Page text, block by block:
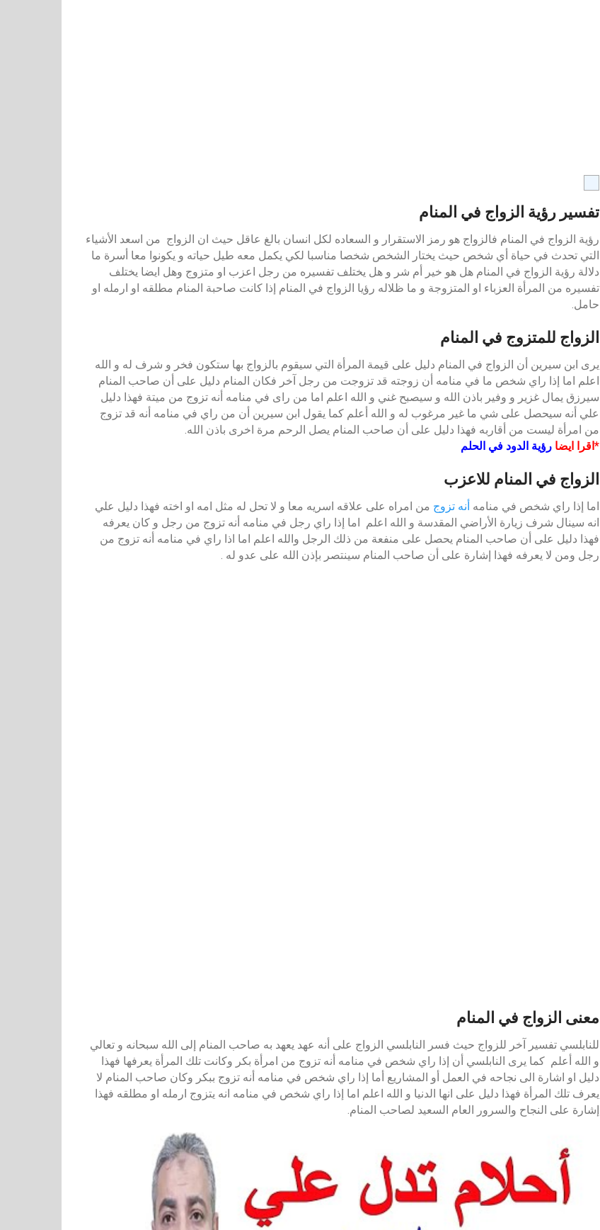
تفسير رؤية الزواج في المنام
رؤية الزواج في المنام فالزواج هو رمز الاستقرار و السعاده لكل انسان بالغ عاقل حيث ان الزواج من اسعد الأشياء
التي تحدث في حياة أي شخص حيث يختار الشخص شخصا مناسبا لكي يكمل معه طيل حياته و يكونوا معا أسرة ما
دلالة رؤية الزواج في المنام هل هو خير أم شر و هل يختلف تفسيره من رجل اعزب او متزوج وهل ايضا يختلف
تفسيره من المرأة العزباء او المتزوجة و ما ظلاله رؤيا الزواج في المنام إذا كانت صاحبة المنام مطلقه او ارمله او
حامل.
الزواج للمتزوج في المنام
يرى ابن سيرين أن الزواج في المنام دليل على قيمة المرأة التي سيقوم بالزواج بها ستكون فخر و شرف له و الله
اعلم اما إذا راي شخص ما في منامه أن زوجته قد تزوجت من رجل آخر فكان المنام دليل على أن صاحب المنام
سيرزق يمال غزير و وفير باذن الله و سيصبح غني و الله اعلم اما من راى في منامه أنه تزوج من ميتة فهذا دليل
علي أنه سيحصل على شي ما غير مرغوب له و الله أعلم كما يقول ابن سيرين أن من راي في منامه أنه قد تزوج
من امرأة ليست من أقاربه فهذا دليل على أن صاحب المنام يصل الرحم مرة اخرى باذن الله.
*اقرا ايضا رؤية الدود في الحلم
الزواج في المنام للاعزب
اما إذا راي شخص في منامه أنه تزوج من امراه على علاقه اسريه معا و لا تحل له مثل امه او اخته فهذا دليل علي
انه سينال شرف زيارة الأراضي المقدسة و الله اعلم اما إذا راي رجل في منامه أنه تزوج من رجل و كان يعرفه
فهذا دليل على أن صاحب المنام يحصل على منفعة من ذلك الرجل والله اعلم اما اذا راي في منامه أنه تزوج من
رجل ومن لا يعرفه فهذا إشارة على أن صاحب المنام سينتصر بإذن الله على عدو له .
معنى الزواج في المنام
للنابلسي تفسير آخر للزواج حيث فسر النابلسي الزواج على أنه عهد يعهد به صاحب المنام إلى الله سبحانه و تعالي
و الله أعلم كما يرى النابلسي أن إذا راي شخص في منامه أنه تزوج من امرأة بكر وكانت تلك المرأة يعرفها فهذا
دليل او اشارة الى نجاحه في العمل أو المشاريع أما إذا راي شخص في منامه أنه تزوج ببكر وكان صاحب المنام لا
يعرف تلك المرأة فهذا دليل على انها الدنيا و الله اعلم اما إذا راي شخص في منامه انه يتزوج ارمله او مطلقه فهذا
إشارة على النجاح والسرور العام السعيد لصاحب المنام.